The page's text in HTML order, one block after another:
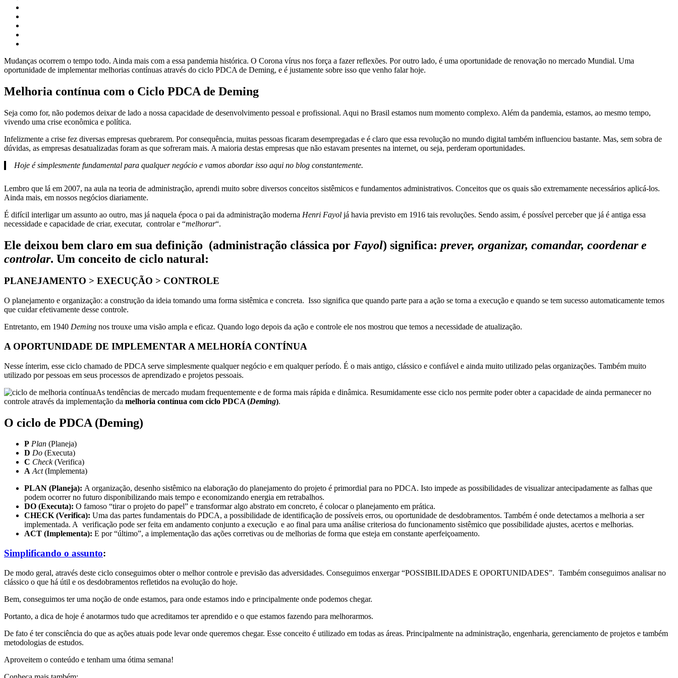
Mudanças ocorrem o tempo todo. Ainda mais com a essa pandemia histórica. O Corona vírus nos força a fazer reflexões. Por outro lado, é uma oportunidade de renovação no mercado Mundial. Uma
oportunidade de implementar melhorias contínuas através do ciclo PDCA de Deming, e é justamente sobre isso que venho falar hoje.
Melhoria contínua com o Ciclo PDCA de Deming
Seja como for, não podemos deixar de lado a nossa capacidade de desenvolvimento pessoal e profissional. Aqui no Brasil estamos num momento complexo. Além da pandemia, estamos, ao mesmo tempo,
vivendo uma crise econômica e política.
Infelizmente a crise fez diversas empresas quebrarem. Por consequência, muitas pessoas ficaram desempregadas e é claro que essa revolução no mundo digital também influenciou bastante. Mas, sem sobra de
dúvidas, as empresas desatualizadas foram as que sofreram mais. A maioria destas empresas que não estavam presentes na internet, ou seja, perderam oportunidades.
Hoje é simplesmente fundamental para qualquer negócio e vamos abordar isso aqui no blog constantemente.
Lembro que lá em 2007, na aula na teoria de administração, aprendi muito sobre diversos conceitos sistêmicos e fundamentos administrativos. Conceitos que os quais são extremamente necessários aplicá-los.
Ainda mais, em nossos negócios diariamente.
É difícil interligar um assunto ao outro, mas já naquela época o pai da administração moderna Henri Fayol já havia previsto em 1916 tais revoluções. Sendo assim, é possível perceber que já é antiga essa
necessidade e capacidade de criar, executar, controlar e “melhorar“.
Ele deixou bem claro em sua definição (administração clássica por Fayol) significa: prever, organizar, comandar, coordenar e
controlar. Um conceito de ciclo natural:
PLANEJAMENTO > EXECUÇÃO > CONTROLE
O planejamento e organização: a construção da ideia tomando uma forma sistêmica e concreta. Isso significa que quando parte para a ação se torna a execução e quando se tem sucesso automaticamente temos
que cuidar efetivamente desse controle.
Entretanto, em 1940 Deming nos trouxe uma visão ampla e eficaz. Quando logo depois da ação e controle ele nos mostrou que temos a necessidade de atualização.
A OPORTUNIDADE DE IMPLEMENTAR A MELHORÍA CONTÍNUA
Nesse ínterim, esse ciclo chamado de PDCA serve simplesmente qualquer negócio e em qualquer período. É o mais antigo, clássico e confiável e ainda muito utilizado pelas organizações. Também muito
utilizado por pessoas em seus processos de aprendizado e projetos pessoais.
As tendências de mercado mudam frequentemente e de forma mais rápida e dinâmica. Resumidamente esse ciclo nos permite poder obter a capacidade de ainda permanecer no
controle através da implementação da melhoria contínua com ciclo PDCA (Deming).
O ciclo de PDCA (Deming)
P Plan (Planeja)
D Do (Executa)
C Check(Verifica)
A Act(Implementa)
PLAN (Planeja): A organização, desenho sistêmico na elaboração do planejamento do projeto é primordial para no PDCA. Isto impede as possibilidades de visualizar antecipadamente as falhas que
podem ocorrer no futuro disponibilizando mais tempo e economizando energia em retrabalhos.
DO (Executa): O famoso “tirar o projeto do papel” e transformar algo abstrato em concreto, é colocar o planejamento em prática.
CHECK (Verifica): Uma das partes fundamentais do PDCA, a possibilidade de identificação de possíveis erros, ou oportunidade de desdobramentos. Também é onde detectamos a melhoria a ser
implementada. A verificação pode ser feita em andamento conjunto a execução e ao final para uma análise criteriosa do funcionamento sistêmico que possibilidade ajustes, acertos e melhorias.
ACT (Implementa): E por “último”, a implementação das ações corretivas ou de melhorias de forma que esteja em constante aperfeiçoamento.
Simplificando o assunto:
De modo geral, através deste ciclo conseguimos obter o melhor controle e previsão das adversidades. Conseguimos enxergar “POSSIBILIDADES E OPORTUNIDADES”. Também conseguimos analisar no
clássico o que há útil e os desdobramentos refletidos na evolução do hoje.
Bem, conseguimos ter uma noção de onde estamos, para onde estamos indo e principalmente onde podemos chegar.
Portanto, a dica de hoje é anotarmos tudo que acreditamos ter aprendido e o que estamos fazendo para melhorarmos.
De fato é ter consciência do que as ações atuais pode levar onde queremos chegar. Esse conceito é utilizado em todas as áreas. Principalmente na administração, engenharia, gerenciamento de projetos e também
metodologias de estudos.
Aproveitem o conteúdo e tenham uma ótima semana!